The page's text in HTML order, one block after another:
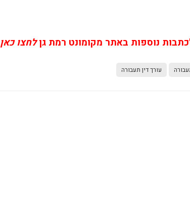
נוספות באתר מקומונט רמת גןלחצו כאן
עורך דין תעבורה